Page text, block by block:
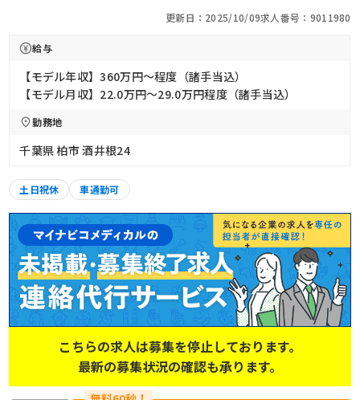
更新日：2025/10/09求人番号：9011980
給与
【モデル年収】360万円〜程度（諸手当込）
【モデル月収】22.0万円〜29.0万円程度（諸手当込）
勤務地
千葉県 柏市 酒井根24
土日祝休 車通勤可
こちらの求人は募集を停止しております。
最新の募集状況の確認も承ります。